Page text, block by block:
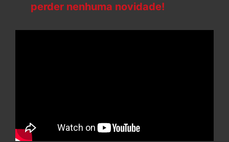
perder nenhuma novidade!